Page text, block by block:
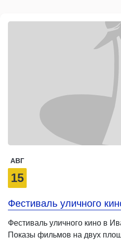
АВГ
15
Фестиваль уличного
Фестиваль уличного кино в
Показы фильмов на двух